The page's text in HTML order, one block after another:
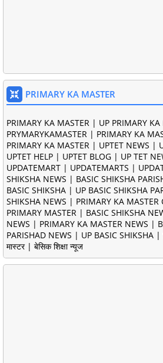
PRIMARY KA MASTER
PRIMARY KA MASTER | UP PRIMARY
PRYMARYKAMASTER | PRIMARY KA
PRIMARY KA MASTER | UPTET NEWS |
UPTET HELP | UPTET BLOG | UP TET
UPDATEMART | UPDATEMARTS |
SHIKSHA NEWS | BASIC SHIKSHA
BASIC SHIKSHA | UP BASIC SHIKSHA
SHIKSHA NEWS | PRIMARY KA MASTER
PRIMARY MASTER | BASIC SHIKSHA
NEWS | PRIMARY KA MASTER NEWS |
PARISHAD NEWS | UP BASIC SHIKSHA |
मास्टर | बेसिक शिक्षा न्यूज